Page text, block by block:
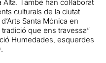
També han col·laborat
culturals de la ciutat
Santa Mònica en
tradició que ens travessa”
Humedades, esquerdes